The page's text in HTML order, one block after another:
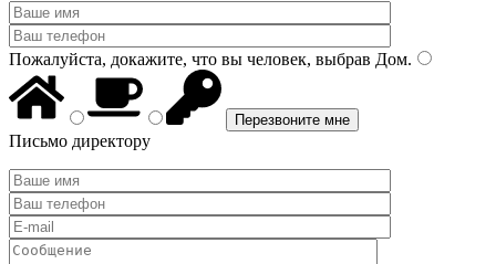
Пожалуйста, докажите, что вы человек, выбрав Дом.
Письмо директору